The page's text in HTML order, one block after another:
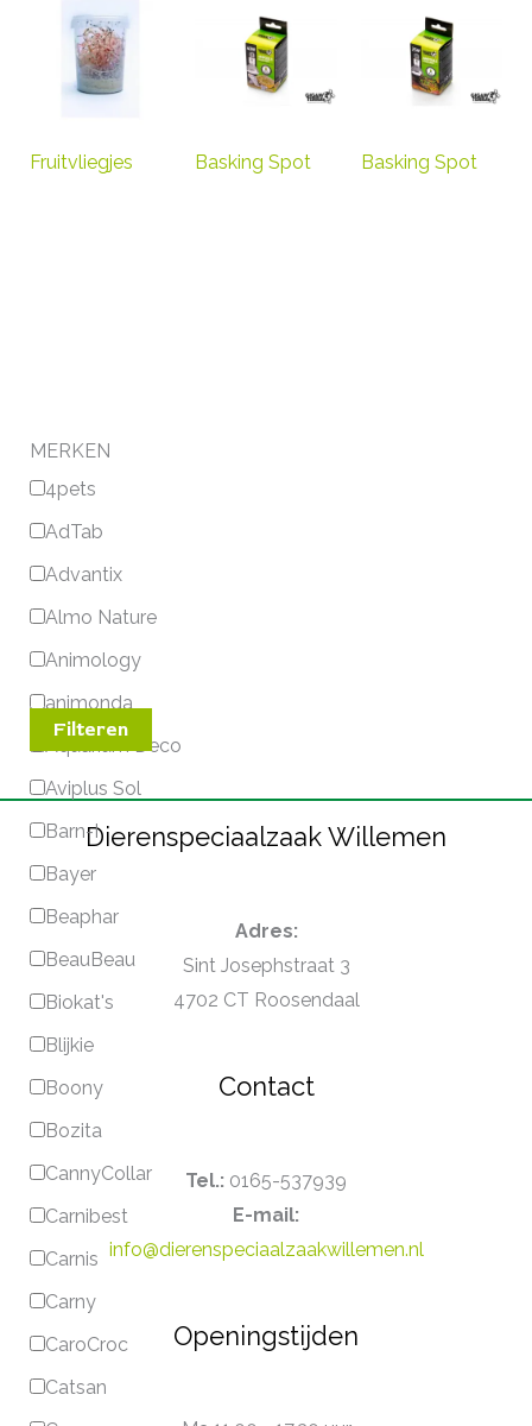
Fruitvliegjes Basking Spot Basking Spot
MERKEN
4pets
AdTab
Advantix
Almo Nature
Animology
animonda
Aquarium Deco
Aviplus Sol
Barn-I
Bayer
Beaphar
BeauBeau
Biokat's
Blijkie
Boony
Bozita
CannyCollar
Carnibest
Carnis
Carny
CaroCroc
Catsan
Filteren
Dierenspeciaalzaak Willemen
Adres:
Sint Josephstraat 3
4702 CT Roosendaal
Contact
Tel.: 0165-537939
E-mail:
info@dierenspeciaalzaakwillemen.nl
Openingstijden